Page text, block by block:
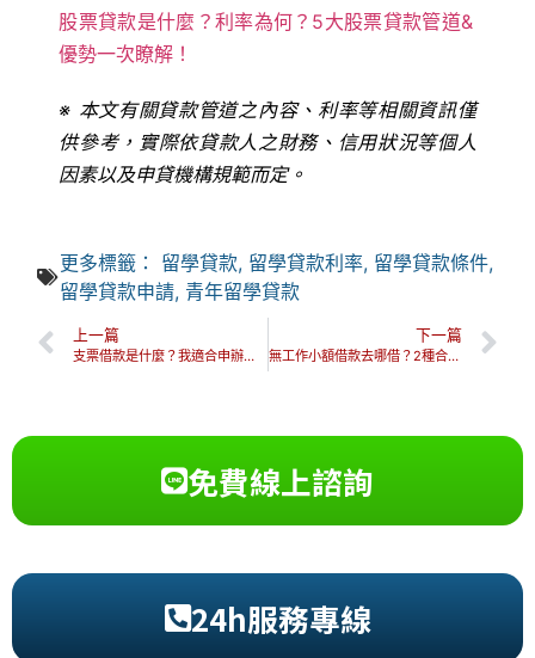
股票貸款是什麼？利率為何？5大股票貸款管道&
優勢一次瞭解！
※ 本文有關貸款管道之內容、利率等相關資訊僅
供參考，實際依貸款人之財務、信用狀況等個人
因素以及申貸機構規範而定。
更多標籤： 留學貸款, 留學貸款利率, 留學貸款條件,
留學貸款申請, 青年留學貸款
上一篇
支票借款是什麼？我適合申辦嗎？支票借款申辦懶人包一次搞懂！
下一篇
無工作小額借款去哪借？2種合法借款管道，教你提高過件率！
免費線上諮詢
24h服務專線